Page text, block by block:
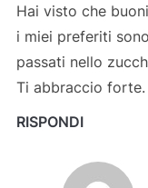
Hai visto che
i miei preferiti
passati nello
Ti abbraccio forte.
RISPONDI